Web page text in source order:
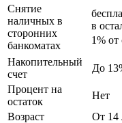
Снятие
наличных в
сторонних
банкоматах
в
1%
Накопительный
счет
До
Процент на
остаток
Нет
Возраст
От 14